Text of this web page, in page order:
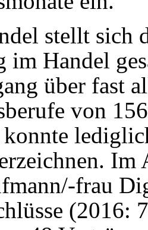
stellt sich
im Handel
über fast
von
frau
(2016: